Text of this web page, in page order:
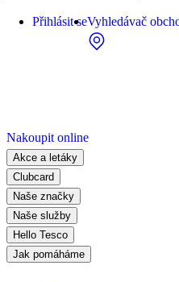
Přihlásit seVyhledávač
Nakoupit online
Akce a letáky
Clubcard
Naše značky
Naše služby
Hello Tesco
Jak pomáháme